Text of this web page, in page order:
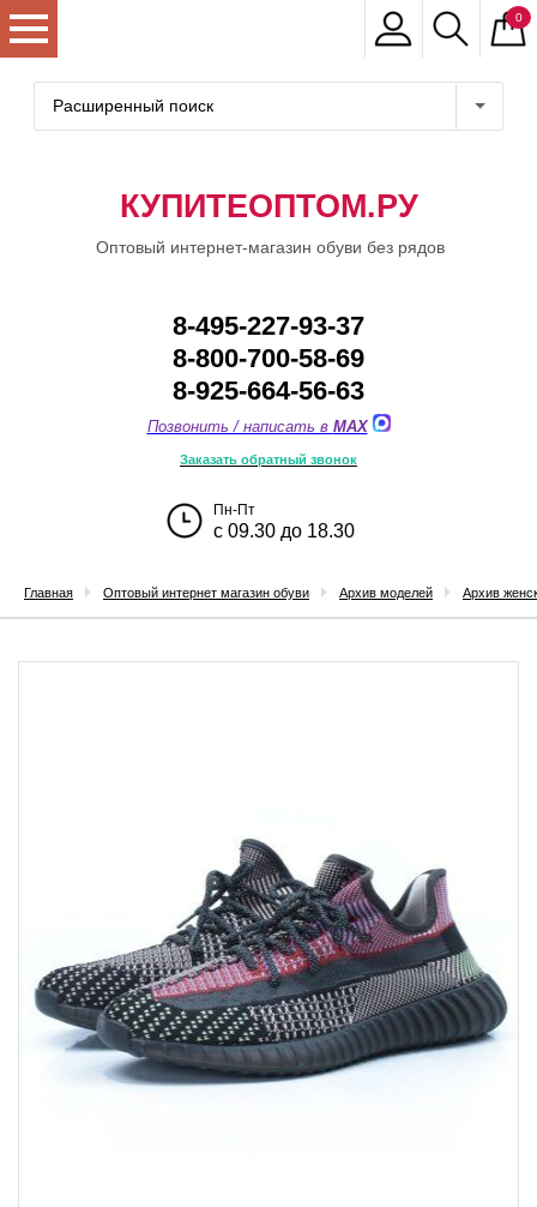
0
Расширенный поиск
КУПИТЕОПТОМ.РУ
Оптовый интернет-магазин обуви без рядов
8-495-227-93-37
8-800-700-58-69
8-925-664-56-63
Позвонить / написать в MAX
Заказать обратный звонок
Пн-Пт
с 09.30 до 18.30
Главная Оптовый интернет магазин обуви Архив моделей Архив